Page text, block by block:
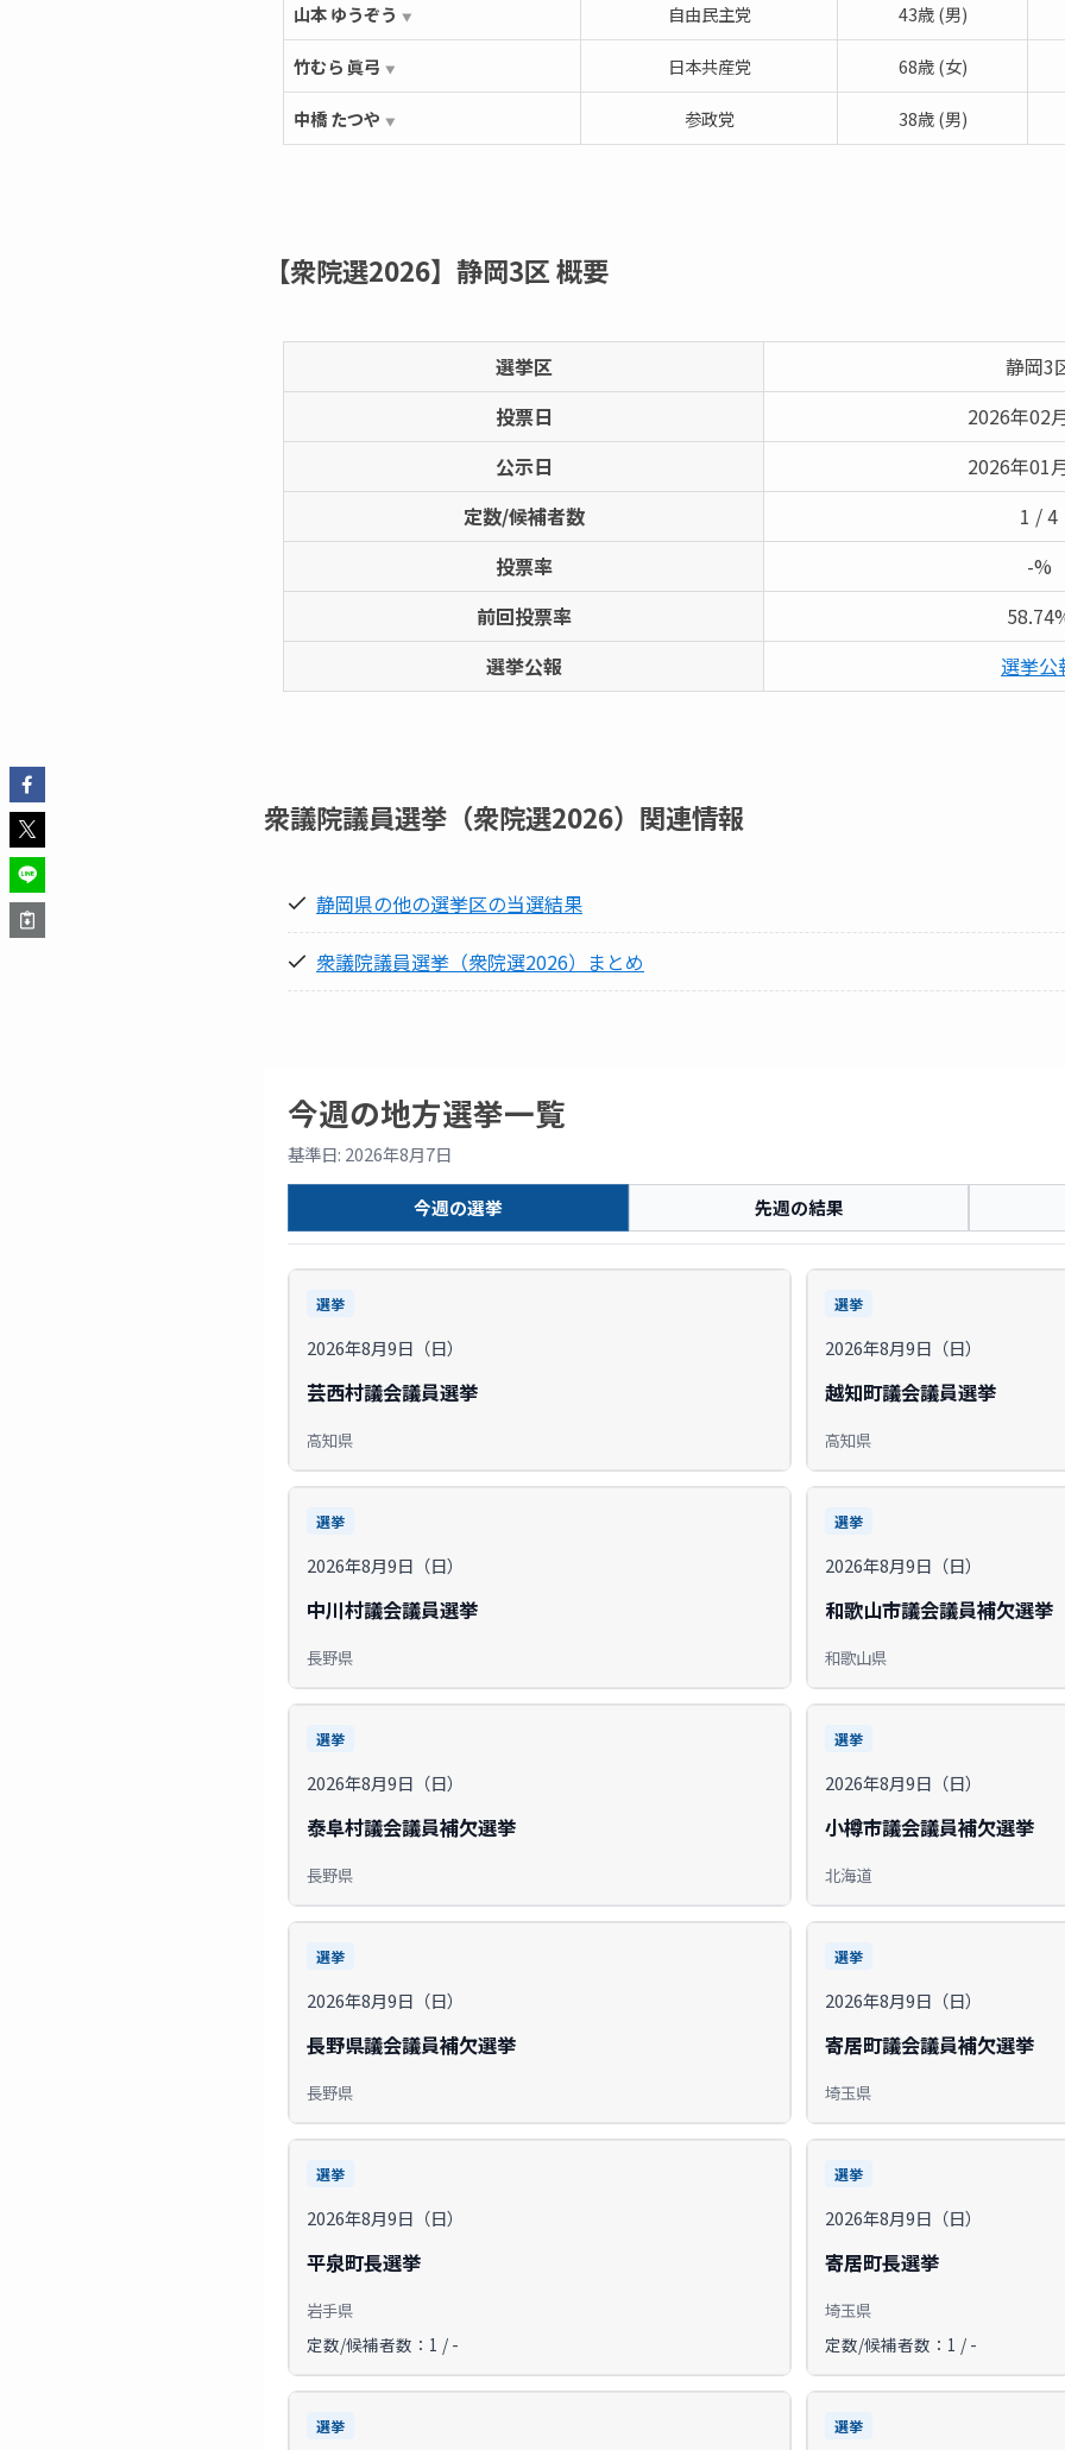
山本 ゆうぞう ▼ 自由民主党 43歳 (男)
竹むら 眞弓 ▼ 日本共産党 68歳 (女)
中橋 たつや ▼ 参政党 38歳 (男)
【衆院選2026】静岡3区概要
選挙区
静岡3
投票日
2026年02
公示日
2026年01
定数/候補者数
1 / 4
投票率
-%
前回投票率
選挙公報
選挙公
衆議院議員選挙（衆院選2026） 関連情報
静岡県の他の選挙区の当選結果
衆議院議員選挙（衆院選2026）まとめ
今週の地方選挙一覧
基準日: 2026年8月7日
今週の選挙 先週の結果
選挙
2026年8月9日（日）
芸西村議会議員選挙
高知県
選挙
2026年8月9日（日）
越知町議会議員選挙
高知県
選挙
2026年8月9日（日）
中川村議会議員選挙
長野県
選挙
2026年8月9日（日）
和歌山市議会議員補欠選挙
和歌山県
選挙
2026年8月9日（日）
泰阜村議会議員補欠選挙
長野県
選挙
2026年8月9日（日）
小樽市議会議員補欠選挙
北海道
選挙
2026年8月9日（日）
長野県議会議員補欠選挙
長野県
選挙
2026年8月9日（日）
寄居町議会議員補欠選挙
埼玉県
選挙
2026年8月9日（日）
平泉町長選挙
岩手県
定数/候補者数：1 / -
選挙
2026年8月9日（日）
寄居町長選挙
埼玉県
定数/候補者数：1 / -
選挙 選挙